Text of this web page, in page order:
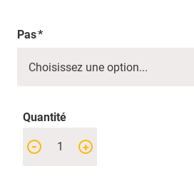
Pas
Quantité
+
-